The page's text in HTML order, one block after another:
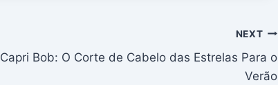
NEXT
Capri Bob: O Corte de Cabelo das Estrelas Para o
Verão